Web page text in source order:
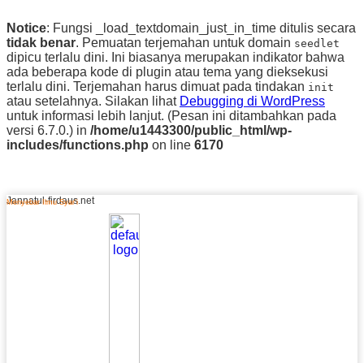
Notice: Fungsi _load_textdomain_just_in_time ditulis secara
tidak benar. Pemuatan terjemahan untuk domain seedlet
dipicu terlalu dini. Ini biasanya merupakan indikator bahwa
ada beberapa kode di plugin atau tema yang dieksekusi
terlalu dini. Terjemahan harus dimuat pada tindakan init
atau setelahnya. Silakan lihat Debugging di WordPress
untuk informasi lebih lanjut. (Pesan ini ditambahkan pada
versi 6.7.0.) in /home/u1443300/public_html/wp-
includes/functions.php on line 6170
Jannatul-firdaus.net
Menyebar Ilmu Syar’i